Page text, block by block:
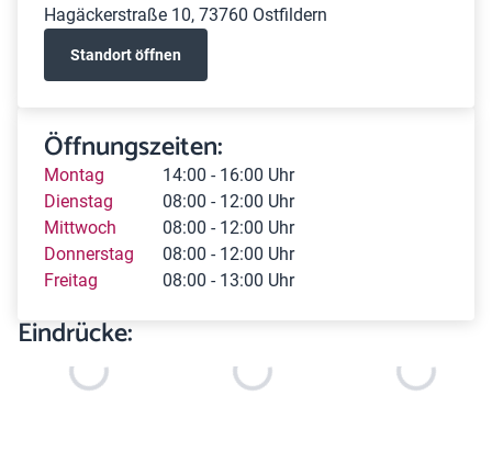
Hagäckerstraße 10, 73760 Ostfildern
Standort öffnen
Öffnungszeiten:
Montag
14:00 - 16:00 Uhr
Dienstag
08:00 - 12:00 Uhr
Mittwoch
08:00 - 12:00 Uhr
Donnerstag
08:00 - 12:00 Uhr
Freitag
08:00 - 13:00 Uhr
Eindrücke: